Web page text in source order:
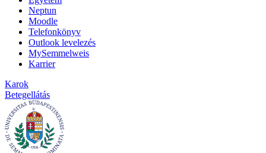
Neptun
Moodle
Telefonkönyv
Outlook levelezés
MySemmelweis
Karrier
Karok
Betegellátás